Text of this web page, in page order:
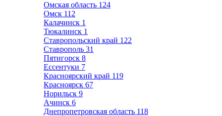
Омская область 124
Омск 112
Калачинск 1
Тюкалинск 1
Ставропольский край 122
Ставрополь 31
Пятигорск 8
Ессентуки 7
Красноярский край 119
Красноярск 67
Норильск 9
Ачинск 6
Днепропетровская область 118